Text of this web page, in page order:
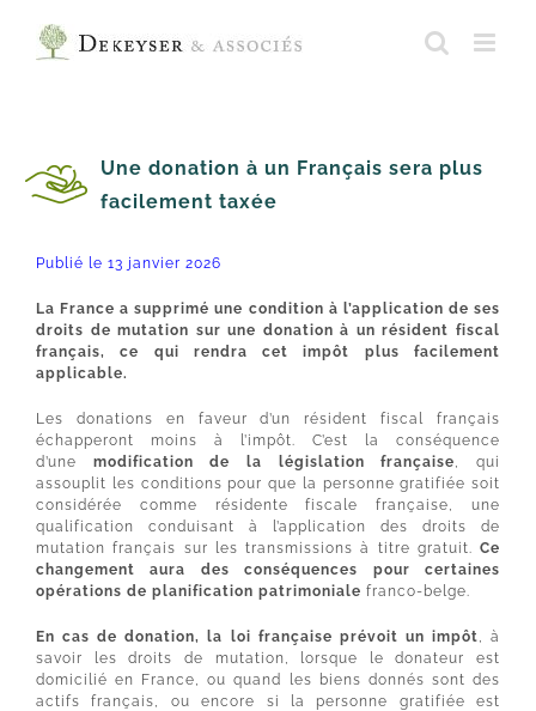
content
Une donation à un Français sera plus
facilement taxée
Publié le 13 janvier 2026
La France a supprimé une condition à l’application de ses
droits de mutation sur une donation à un résident fiscal
français, ce qui rendra cet impôt plus facilement
applicable.
Les donations en faveur d’un résident fiscal français
échapperont moins à l’impôt. C’est la conséquence
d’une modification de la législation française, qui
assouplit les conditions pour que la personne gratifiée soit
considérée comme résidente fiscale française, une
qualification conduisant à l’application des droits de
mutation français sur les transmissions à titre gratuit. Ce
changement aura des conséquences pour certaines
opérations de planification patrimoniale franco-belge.
En cas de donation, la loi française prévoit un impôt, à
savoir les droits de mutation, lorsque le donateur est
domicilié en France, ou quand les biens donnés sont des
actifs français, ou encore si la personne gratifiée est